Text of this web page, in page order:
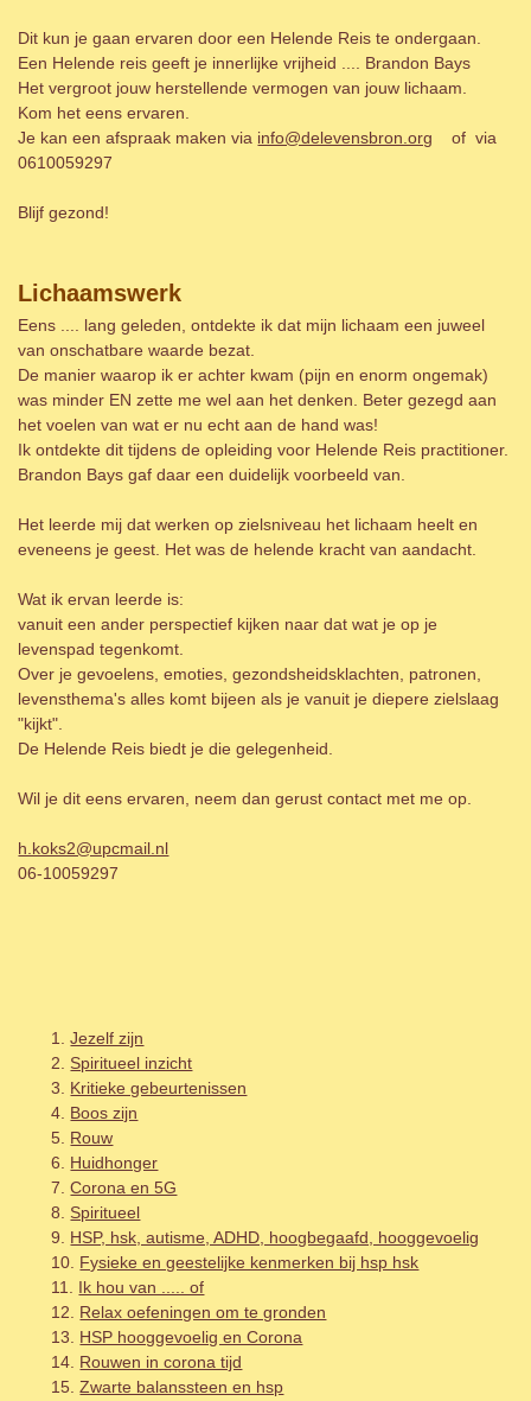
Dit kun je gaan ervaren door een Helende Reis te ondergaan.
Een Helende reis geeft je innerlijke vrijheid .... Brandon Bays
Het vergroot jouw herstellende vermogen van jouw lichaam.
Kom het eens ervaren.
Je kan een afspraak maken via info@delevensbron.org of via
0610059297
Blijf gezond!
Lichaamswerk
Eens .... lang geleden, ontdekte ik dat mijn lichaam een juweel
van onschatbare waarde bezat.
De manier waarop ik er achter kwam (pijn en enorm ongemak)
was minder EN zette me wel aan het denken. Beter gezegd aan
het voelen van wat er nu echt aan de hand was!
Ik ontdekte dit tijdens de opleiding voor Helende Reis practitioner.
Brandon Bays gaf daar een duidelijk voorbeeld van.
Het leerde mij dat werken op zielsniveau het lichaam heelt en
eveneens je geest. Het was de helende kracht van aandacht.
Wat ik ervan leerde is:
vanuit een ander perspectief kijken naar dat wat je op je
levenspad tegenkomt.
Over je gevoelens, emoties, gezondsheidsklachten, patronen,
levensthema's alles komt bijeen als je vanuit je diepere zielslaag
"kijkt".
De Helende Reis biedt je die gelegenheid.
Wil je dit eens ervaren, neem dan gerust contact met me op.
h.koks2@upcmail.nl
06-10059297
Jezelf zijn
Spiritueel inzicht
Kritieke gebeurtenissen
Boos zijn
Rouw
Huidhonger
Corona en 5G
Spiritueel
HSP, hsk, autisme, ADHD, hoogbegaafd, hooggevoelig
Fysieke en geestelijke kenmerken bij hsp hsk
Ik hou van ..... of
Relax oefeningen om te gronden
HSP hooggevoelig en Corona
Rouwen in corona tijd
Zwarte balanssteen en hsp